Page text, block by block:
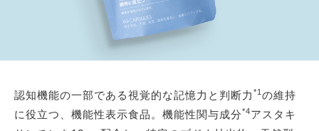
認知機能の一部である視覚的な記憶力と判断力 *1 の維持
に役立つ、機能性表示食品。機能性関与成分*4アスタキ